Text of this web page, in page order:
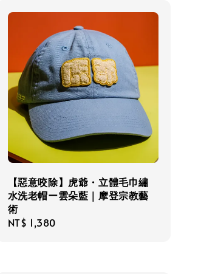
【惡意咬除】虎爺・立體毛巾繡
水洗老帽ー雲朵藍｜摩登宗教藝
術
Regular
NT$ 1,380